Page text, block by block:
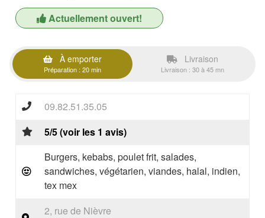
Actuellement ouvert!
À emporter
Préparation : 20 min
Livraison
Livraison : 30 à 45 mn
09.82.51.35.05
5/5 (voir les 1 avis)
Burgers, kebabs, poulet frit, salades,
sandwiches, végétarien, viandes, halal, indien,
tex mex
2, rue de Nièvre